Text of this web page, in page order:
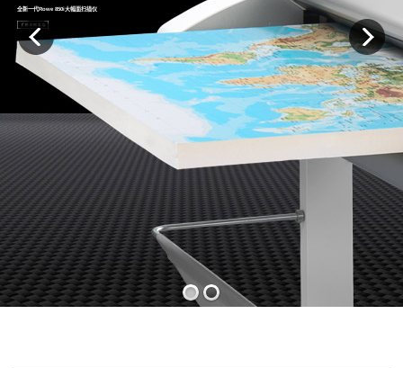
全新一代Rowe 850i大幅面扫描仪